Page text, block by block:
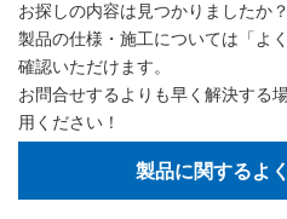
お探しの内容は見つかりましたか？
製品の仕様・施工については「よ
確認いただけます。
お問合せするよりも早く解決する
用ください！
製品に関するよ